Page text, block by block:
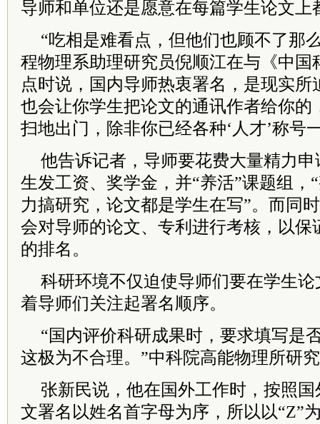
导师和单位还是愿意在每篇学生论文上
“吃相是难看点，但他们也顾不了那
程物理系助理研究员倪顺江在与《中国
点时说，国内导师热衷署名，是现实所
也会让你学生把论文的通讯作者给你的
扫地出门，除非你已经各种‘人才’称号
他告诉记者，导师要花费大量精力
生发工资、奖学金，并“养活”课题组，
力搞研究，论文都是学生在写”。而同
会对导师的论文、专利进行考核，以保
的排名。
科研环境不仅迫使导师们要在学生
着导师们关注起署名顺序。
“国内评价科研成果时，要求填写是
这极为不合理。”中科院高能物理所研
张新民说，他在国外工作时，按照
文署名以姓名首字母为序，所以以“Z”